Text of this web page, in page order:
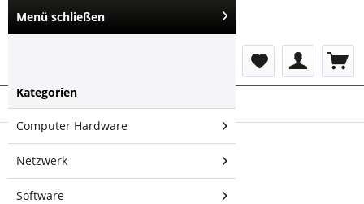
Übersicht
Menü schließen
Kategorien
Computer Hardware
Netzwerk
Software
Ubiquiti airMAX
AC 5 GHz, 22 dBi,
45° Sektor